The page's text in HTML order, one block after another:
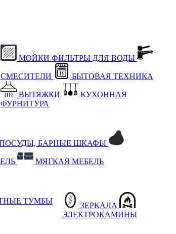
МОЙКИ ФИЛЬТРЫ ДЛЯ ВОДЫ
СМЕСИТЕЛИ БЫТОВАЯ ТЕХНИКА
ВЫТЯЖКИ
КУХОННАЯ
ФУРНИТУРА
БАРНЫЕ ШКАФЫ
МЯГКАЯ МЕБЕЛЬ
ТУМБЫ
ЗЕРКАЛА
ЭЛЕКТРОКАМИНЫ